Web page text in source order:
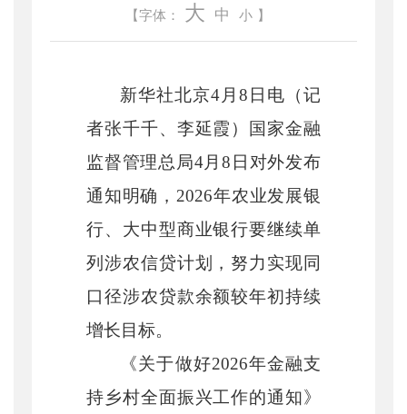
【字体： 大 中 小 】
新华社北京4 月8 日电（记
者张千千、李延霞）国家金融
监督管理总局4月8 日对外发布
通知明确， 2026年农业发展银
行、大中型商业银行要继续单
列涉农信贷计划，努力实现同
口径涉农贷款余额较年初持续
增长目标。
《关于做好2026年金融支
持乡村全面振兴工作的通知》